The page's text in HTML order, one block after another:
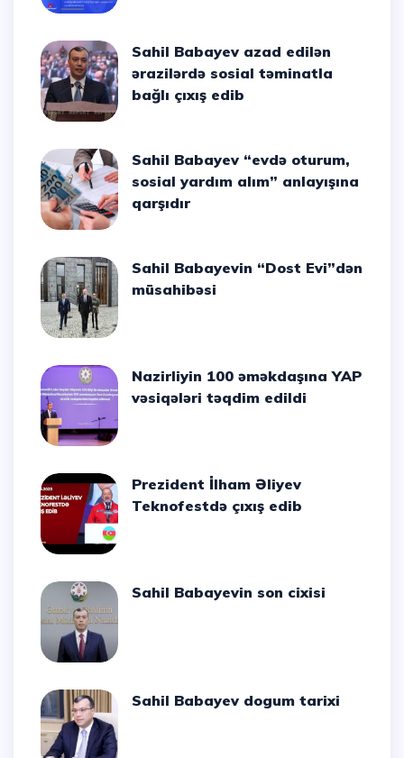
Sahil Babayev azad edilən
ərazilərdə sosial təminatla
bağlı çıxış edib
Sahil Babayev “evdə oturum,
sosial yardım alım” anlayışına
qarşıdır
Sahil Babayevin “Dost Evi”dən
müsahibəsi
Nazirliyin 100 əməkdaşına YAP
vəsiqələri təqdim edildi
Prezident İlham Əliyev
Teknofestdə çıxış edib
Sahil Babayevin son cixisi
Sahil Babayev dogum tarixi